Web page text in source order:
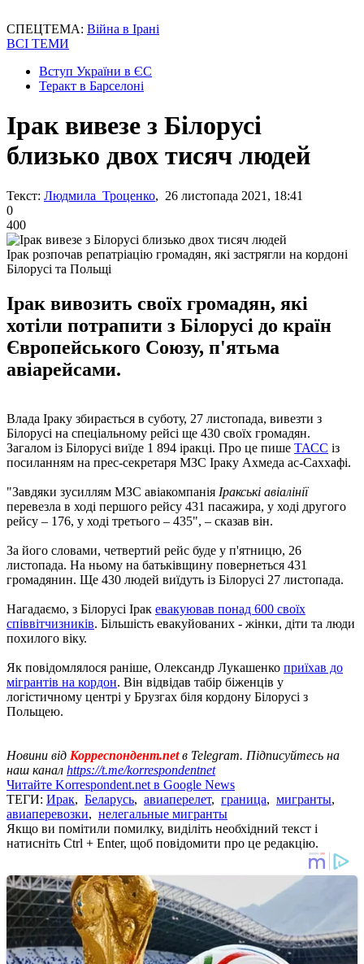
СПЕЦТЕМА: Війна в Ірані
ВСІ ТЕМИ
Вступ України в ЄС
Теракт в Барселоні
Ірак вивезе з Білорусі
близько двох тисяч людей
Текст: Людмила Троценко, 26 листопада 2021, 18:41
0
400
Ірак розпочав репатріацію громадян, які застрягли на кордоні
Білорусі та Польщі
Ірак вивозить своїх громадян, які
хотіли потрапити з Білорусі до країн
Європейського Союзу, п'ятьма
авіарейсами.
Влада Іраку збирається в суботу, 27 листопада, вивезти з
Білорусі на спеціальному рейсі ще 430 своїх громадян.
Загалом із Білорусі виїде 1 894 іракці. Про це пише ТАСС із
посиланням на прес-секретаря МЗС Іраку Ахмеда ас-Саххафі.
"Завдяки зусиллям МЗС авіакомпанія Іракські авіалінії
перевезла в ході першого рейсу 431 пасажира, у ході другого
рейсу – 176, у ході третього – 435", – сказав він.
За його словами, четвертий рейс буде у п'ятницю, 26
листопада. На ньому на батьківщину повернеться 431
громадянин. Ще 430 людей виїдуть із Білорусі 27 листопада.
Нагадаємо, з Білорусі Ірак евакуював понад 600 своїх
співвітчизників. Більшість евакуйованих - жінки, діти та люди
похилого віку.
Як повідомлялося раніше, Олександр Лукашенко приїхав до
мігрантів на кордон. Він відвідав табір біженців у
логістичному центрі у Брузгах біля кордону Білорусі з
Польщею.
Новини від Корреспондент.netв Telegram. Підписуйтесь на
наш канал https://t.me/korrespondentnet
Читайте Korrespondent.net в Google News
ТЕГИ: Ирак, Беларусь, авиаперелет, граница, мигранты,
авиаперевозки, нелегальные мигранты
Якщо ви помітили помилку, виділіть необхідний текст і
натисніть Ctrl + Enter, щоб повідомити про це редакцію.